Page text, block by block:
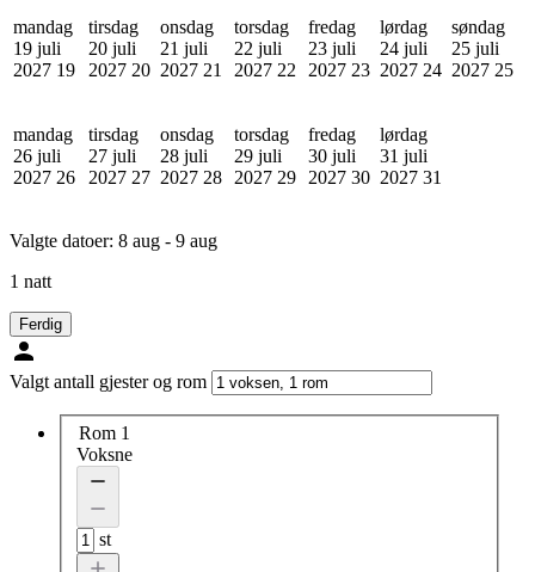
mandag
19 juli
2027 19
tirsdag
20 juli
2027 20
onsdag
21 juli
2027 21
torsdag
22 juli
2027 22
fredag
23 juli
2027 23
lørdag
24 juli
2027 24
søndag
25 juli
2027 25
mandag
26 juli
2027 26
tirsdag
27 juli
2027 27
onsdag
28 juli
2027 28
torsdag
29 juli
2027 29
fredag
30 juli
2027 30
lørdag
31 juli
2027 31
Valgte datoer: 8 aug - 9 aug
1 natt
Ferdig
Valgt antall gjester og rom
Rom 1
Voksne
st